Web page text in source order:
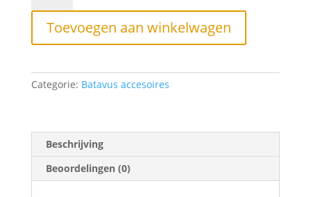
3
afdekhoes
aantal
Toevoegen aan winkelwagen
Categorie: Batavus accesoires
Beschrijving
Beoordelingen (0)